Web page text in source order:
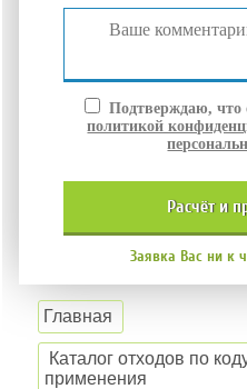
Подтверждаю, что
политикой
расчёт и
Заявка Вас ни к
Главная
Каталог отходов по
применения